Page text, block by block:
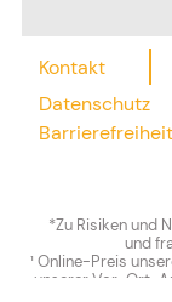
Kontakt
Datenschutz
*Zu Risiken und
und
¹ Online-Preis
unserer Vor-Ort-